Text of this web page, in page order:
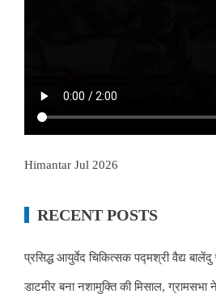
Himantar Jul 2026
RECENT POSTS
प्रसिद्ध आयुर्वेद चिकित्सक पद्मश्री वैद्य
डाटमीर बना नशामुक्ति की मिसाल,